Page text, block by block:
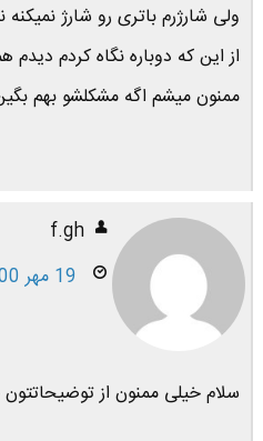
ولی شارژرم باتری رو شارژ
از این که دوباره نگاه کردم
ممنون میشم اگه مشکلشو بهم
f.gh
19 مهر 1400
سلام خیلی ممنون از